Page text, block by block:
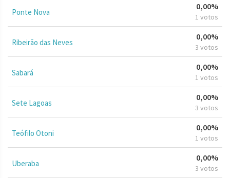
Ponte Nova
0,00%
1 votos
Ribeirão das Neves
0,00%
3 votos
Sabará
0,00%
1 votos
Sete Lagoas
0,00%
3 votos
Teófilo Otoni
0,00%
1 votos
Uberaba
0,00%
3 votos